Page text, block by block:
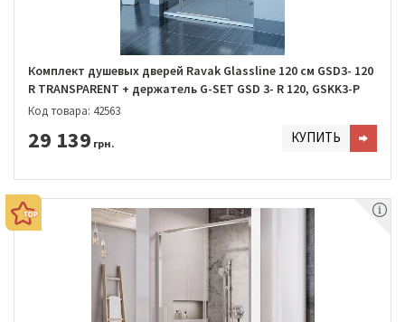
Комплект душевых дверей Ravak Glassline 120 см GSD3- 120
R TRANSPARENT + держатель G-SET GSD 3- R 120, GSKK3-P
Код товара: 42563
29 139 грн. КУПИТЬ